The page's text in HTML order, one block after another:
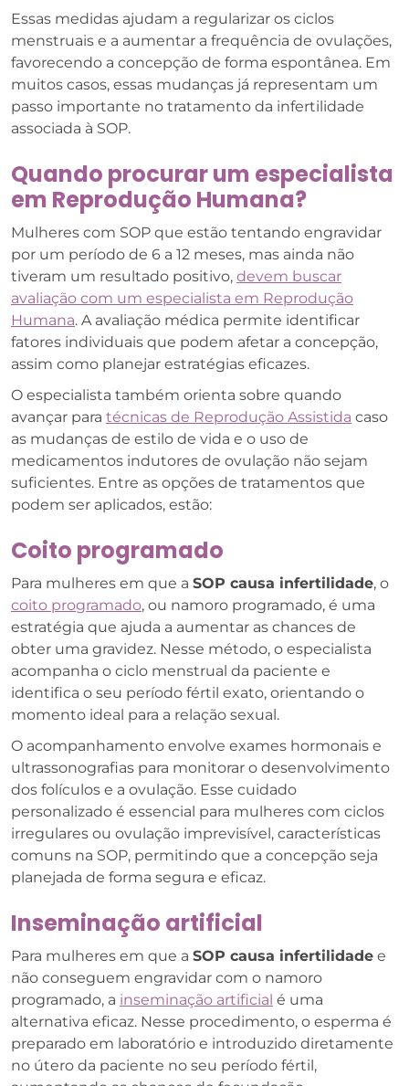
Essas medidas ajudam a regularizar os ciclos
menstruais e a aumentar a frequência de ovulações,
favorecendo a concepção de forma espontânea. Em
muitos casos, essas mudanças já representam um
passo importante no tratamento da infertilidade
associada à SOP.
Quando procurar um especialista
em Reprodução Humana?
Mulheres com SOP que estão tentando engravidar
por um período de 6 a 12 meses, mas ainda não
tiveram um resultado positivo, devem buscar
avaliação com um especialista em Reprodução
Humana. A avaliação médica permite identificar
fatores individuais que podem afetar a concepção,
assim como planejar estratégias eficazes.
O especialista também orienta sobre quando
avançar para técnicas de Reprodução Assistida caso
as mudanças de estilo de vida e o uso de
medicamentos indutores de ovulação não sejam
suficientes. Entre as opções de tratamentos que
podem ser aplicados, estão:
Coito programado
Para mulheres em que a SOP causa infertilidade, o
coito programado, ou namoro programado, é uma
estratégia que ajuda a aumentar as chances de
obter uma gravidez. Nesse método, o especialista
acompanha o ciclo menstrual da paciente e
identifica o seu período fértil exato, orientando o
momento ideal para a relação sexual.
O acompanhamento envolve exames hormonais e
ultrassonografias para monitorar o desenvolvimento
dos folículos e a ovulação. Esse cuidado
personalizado é essencial para mulheres com ciclos
irregulares ou ovulação imprevisível, características
comuns na SOP, permitindo que a concepção seja
planejada de forma segura e eficaz.
Inseminação artificial
Para mulheres em que a SOP causa infertilidade e
não conseguem engravidar com o namoro
programado, a inseminação artificial é uma
alternativa eficaz. Nesse procedimento, o esperma é
preparado em laboratório e introduzido diretamente
no útero da paciente no seu período fértil,